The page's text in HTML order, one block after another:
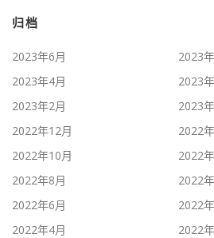
归档
2023年6月
2023
2023年4月
2023
2023年2月
2023
2022年12月
2022
2022年10月
2022
2022年8月
2022
2022年6月
2022
2022年4月
2022